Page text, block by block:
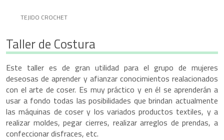
TEJIDO CROCHET
Taller de Costura
Este taller es de gran utilidad para el grupo de mujeres
deseosas de aprender y afianzar conocimientos realacionados
con el arte de coser. Es muy práctico y en él se aprenderán a
usar a fondo todas las posibilidades que brindan actualmente
las máquinas de coser y los variados productos textiles, y a
realizar moldes, pegar cierres, realizar arreglos de prendas, a
confeccionar disfraces, etc.